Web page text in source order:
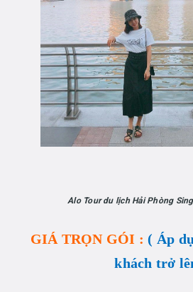
Alo Tour du lịch Hải Phòng
GIÁ TRỌN GÓI : ( Áp
khách trở